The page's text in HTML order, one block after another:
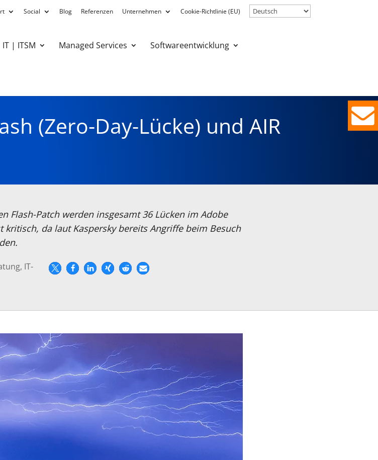
Social Blog Referenzen Unternehmen Cookie-Richtlinie (EU)
| ITSM Managed Services Softwareentwicklung
(Zero-Day-Lücke) und AIR
Flash-Patch werden insgesamt 36 Lücken im Adobe
kritisch, da laut Kaspersky bereits Angriffe beim Besuch
, IT-